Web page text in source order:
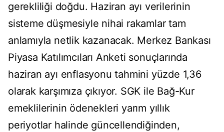
gerekliliği doğdu. Haziran ayı verilerinin
sisteme düşmesiyle nihai rakamlar tam
anlamıyla netlik kazanacak. Merkez Bankası
Piyasa Katılımcıları Anketi sonuçlarında
haziran ayı enflasyonu tahmini yüzde 1,36
olarak karşımıza çıkıyor. SGK ile Bağ-Kur
emeklilerinin ödenekleri yarım yıllık
periyotlar halinde güncellendiğinden,